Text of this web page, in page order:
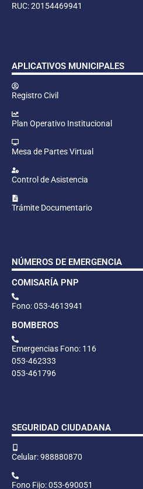
RUC: 20154469941
APLICATIVOS MUNICIPALES
Registro Civil
Plan Operativo Institucional
Mesa de Partes Virtual
Control de Asistencia
Trámite Documentario
NÚMEROS DE EMERGENCIA
COMISARÍA PNP
Fono: 053-4613941
BOMBEROS
Emergencias Fono: 116
053-462333
053-461796
SEGURIDAD CIUDADANA
Celular: 988880870
Fono Fijo: 053-690051